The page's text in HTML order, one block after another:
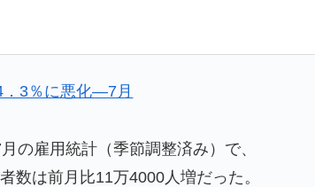
3％に悪化―7月
の雇用統計（季節調整済み）で、
数は前月比11万4000人増だった。